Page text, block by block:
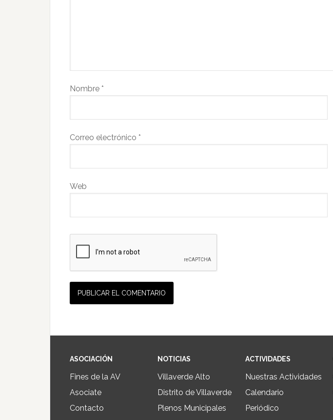
Nombre *
Correo electrónico *
Web
ASOCIACIÓN
Fines de la AV
Asociate
Contacto
NOTICIAS
Villaverde Alto
Distrito de Villaverde
Plenos Municipales
ACTIVIDADES
Nuestras Actividades
Calendario
Periódico